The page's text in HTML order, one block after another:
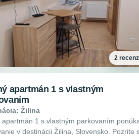
2
apartmán 1 s vlastným
Žilina
apartmán 1 s vlastným parkovaním
v destinácii Žilina, Slovensko. Pozrite